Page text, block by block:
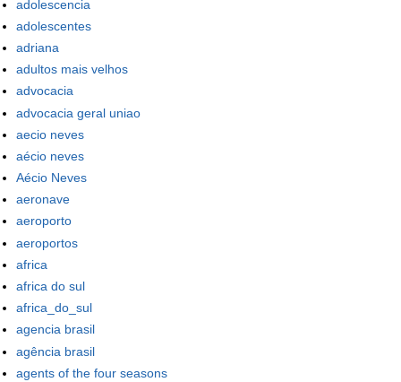
adolescencia
adolescentes
adriana
adultos mais velhos
advocacia
advocacia geral uniao
aecio neves
aécio neves
Aécio Neves
aeronave
aeroporto
aeroportos
africa
africa do sul
africa_do_sul
agencia brasil
agência brasil
agents of the four seasons